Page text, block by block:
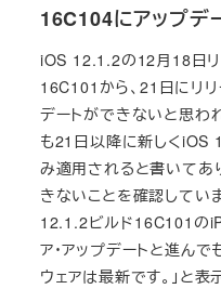
16C104にアップデ
iOS 12.1.2の12月18日リ
16C101から、21日にリ
デートができないと思わ
も21日以降に新しくiOS
み適用されると書いてあ
きないことを確認してい
12.1.2ビルド16C101の
ア・アップデートと進ん
ウェアは最新です。」と表